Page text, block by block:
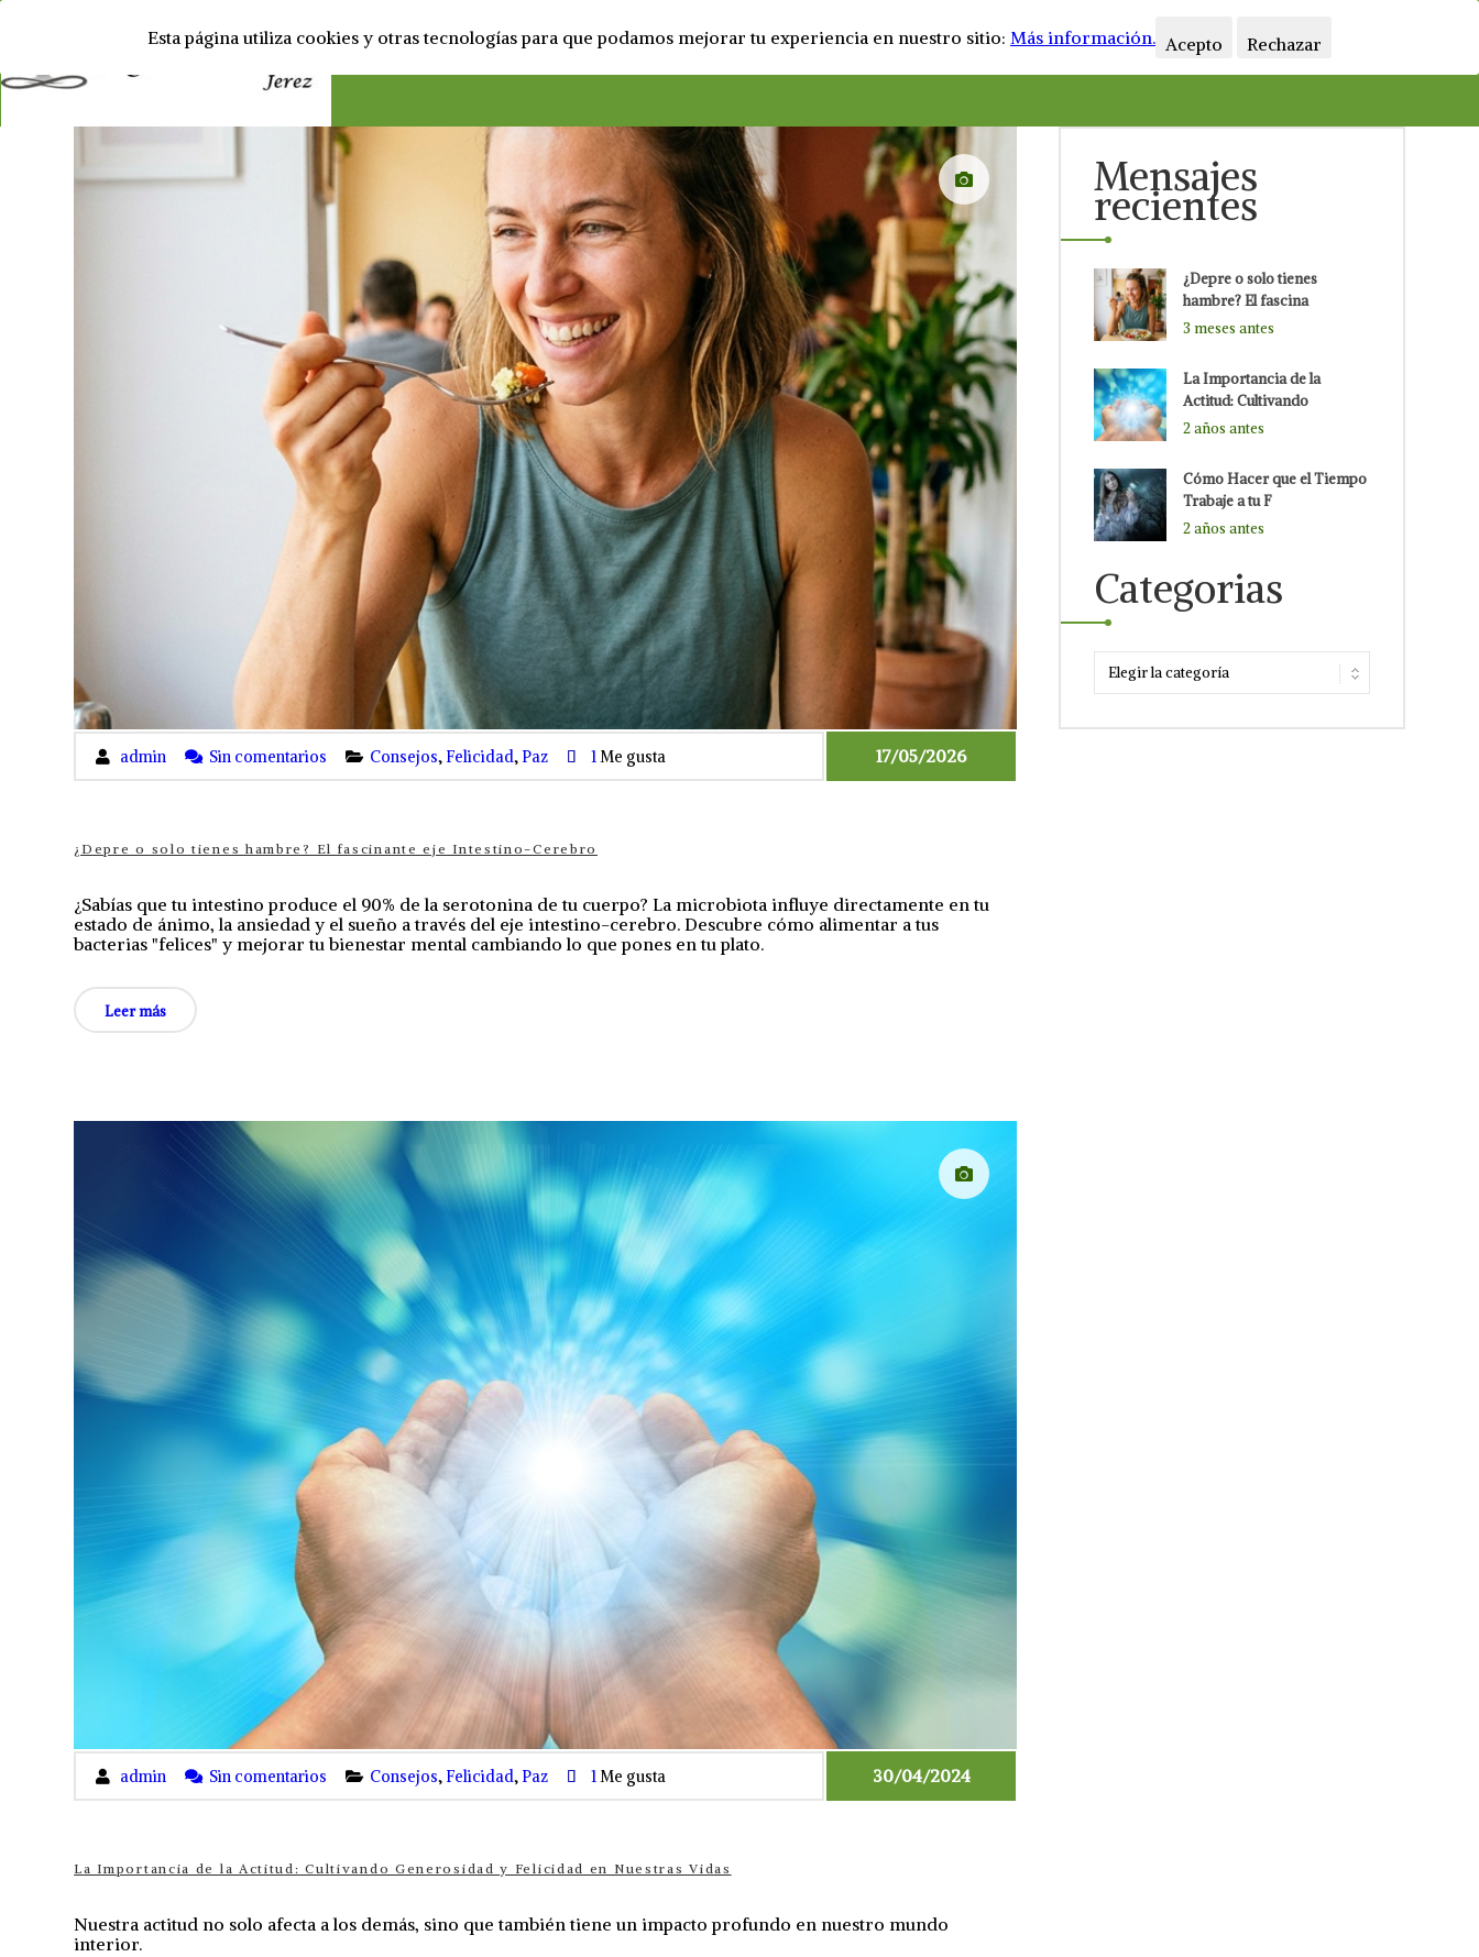
Horarios
admin Sin comentarios Consejos, Felicidad, Paz 1Me gusta 17/05/2026
¿Depre o solo tienes hambre? El fascinante eje Intestino-Cerebro
¿Sabías que tu intestino produce el 90% de la serotonina de tu cuerpo? La microbiota influye directamente en tu
estado de ánimo, la ansiedad y el sueño a través del eje intestino-cerebro. Descubre cómo alimentar a tus
bacterias "felices" y mejorar tu bienestar mental cambiando lo que pones en tu plato.
Leer más
admin Sin comentarios Consejos, Felicidad, Paz 1Me gusta 30/04/2024
La Importancia de la Actitud: Cultivando Generosidad y Felicidad en Nuestras Vidas
Nuestra actitud no solo afecta a los demás, sino que también tiene un impacto profundo en nuestro mundo
interior.
Mensajes
recientes
¿Depre o solo tienes
hambre? El fascina
3 meses antes
La Importancia de la
Actitud: Cultivando
2 años antes
Cómo Hacer que el Tiempo
Trabaje a tu F
2 años antes
Categorias
Esta página utiliza cookies y otras tecnologías para que podamos mejorar tu experiencia en nuestro sitio: Más información. Acepto Rechazar